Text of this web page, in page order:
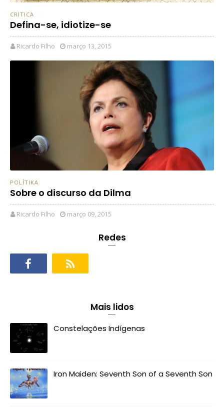
CRITICA
Defina-se, idiotize-se
Ricardo Filho março 13, 2015
POLÍTIKA
Sobre o discurso da Dilma
Ricardo Filho março 09, 2015
Redes
Mais lidos
Constelações Indígenas
Iron Maiden: Seventh Son of a Seventh Son